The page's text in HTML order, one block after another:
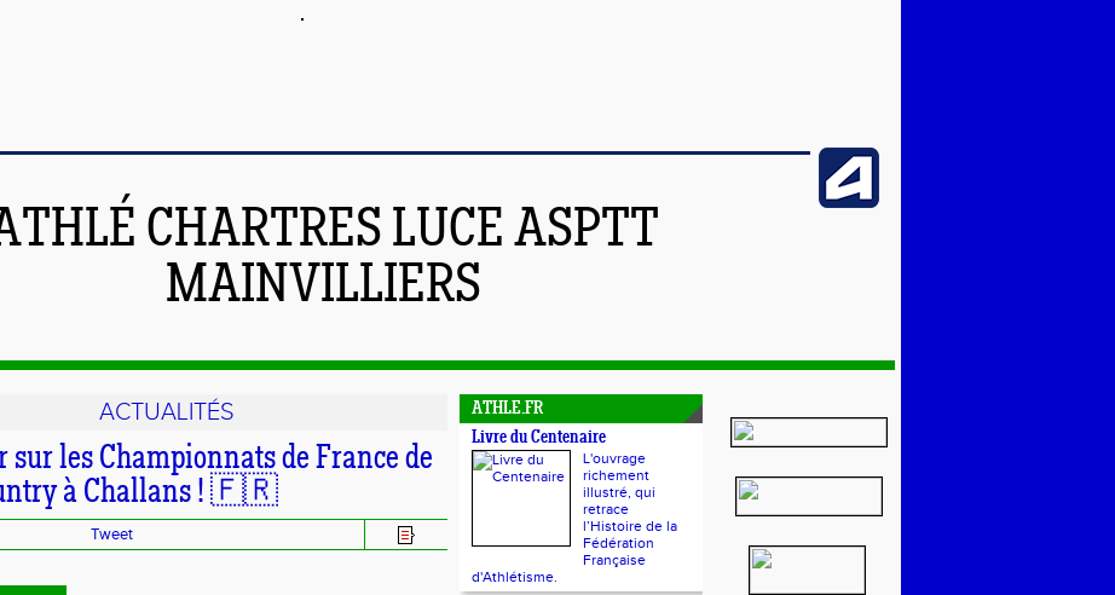
CHARTRES LUCE ASPTT
MAINVILLIERS
ACTUALITÉS
sur les Championnats de France de
à Challans ! 🇫🇷
Tweet
ATHLE.FR
Livre du Centenaire
L'ouvrage
richement
illustré, qui
retrace
l’Histoire de la
Fédération
Française
d'Athlétisme.